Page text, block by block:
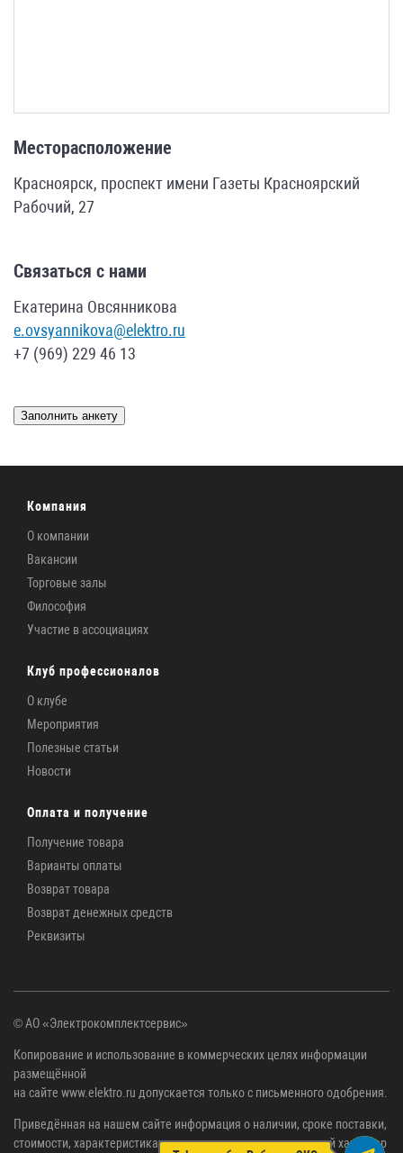
Месторасположение
Красноярск, проспект имени Газеты Красноярский
Рабочий, 27
Связаться с нами
Екатерина Овсянникова
e.ovsyannikova@elektro.ru
+7 (969) 229 46 13
Заполнить анкету
Компания
О компании
Вакансии
Торговые залы
Философия
Участие в ассоциациях
Клуб профессионалов
О клубе
Мероприятия
Полезные статьи
Новости
Оплата и получение
Получение товара
Варианты оплаты
Возврат товара
Возврат денежных средств
Реквизиты
© АО «Электрокомплектсервис»
Копирование и использование в коммерческих целях информации
размещённой
на сайте www.elektro.ru допускается только с письменного одобрения.
Приведённая на нашем сайте информация о наличии, сроке поставки,
стоимости, характеристиках товара носит ознакомительный характер